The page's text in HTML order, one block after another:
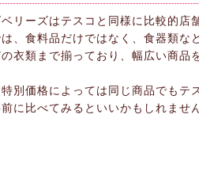
リーズはテスコと同様に比較的店
、食料品だけではなく、食器類な
衣類まで揃っており、幅広い商品
別価格によっては同じ商品でもテ
に比べてみるといいかもしれません